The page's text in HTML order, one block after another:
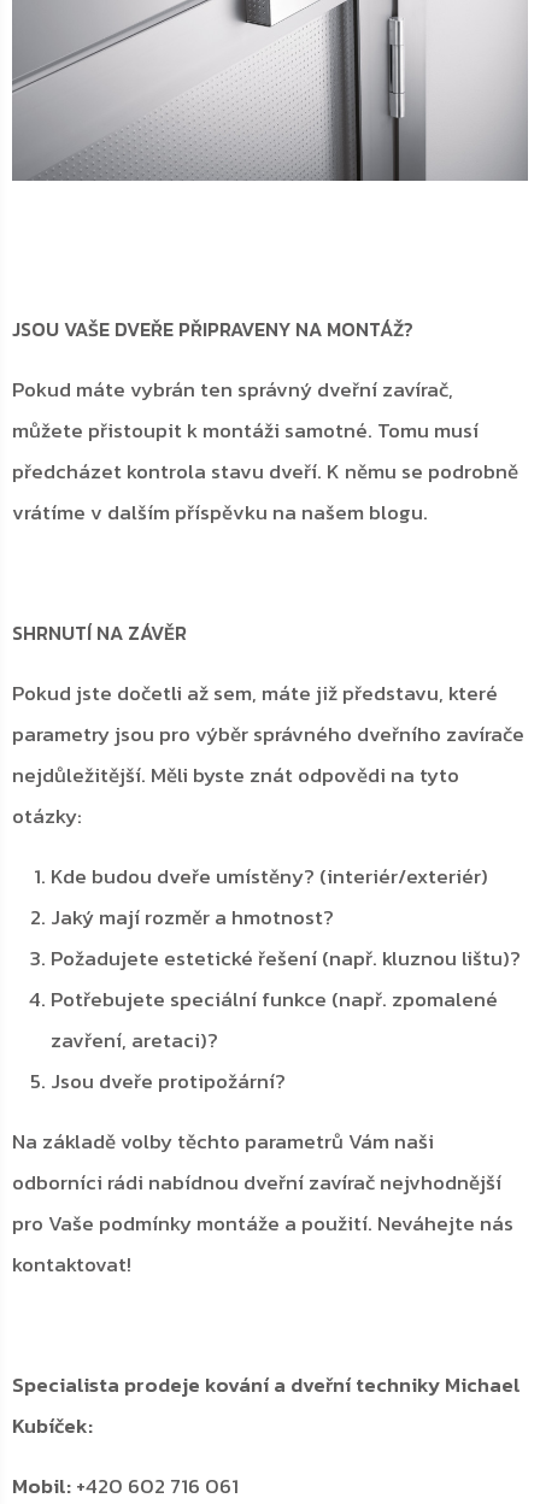
JSOU VAŠE DVEŘE PŘIPRAVENY NA MONTÁŽ?
Pokud máte vybrán ten správný dveřní zavírač,
můžete přistoupit k montáži samotné. Tomu musí
předcházet kontrola stavu dveří. K němu se podrobně
vrátíme v dalším příspěvku na našem blogu.
SHRNUTÍ NA ZÁVĚR
Pokud jste dočetli až sem, máte již představu, které
parametry jsou pro výběr správného dveřního zavírače
nejdůležitější. Měli byste znát odpovědi na tyto
otázky:
Kde budou dveře umístěny? (interiér/exteriér)
Jaký mají rozměr a hmotnost?
Požadujete estetické řešení (např. kluznou lištu)?
Potřebujete speciální funkce (např. zpomalené
zavření, aretaci)?
Jsou dveře protipožární?
Na základě volby těchto parametrů Vám naši
odborníci rádi nabídnou dveřní zavírač nejvhodnější
pro Vaše podmínky montáže a použití. Neváhejte nás
kontaktovat!
Specialista prodeje kování a dveřní techniky Michael
Kubíček:
Mobil:+420 602 716 061